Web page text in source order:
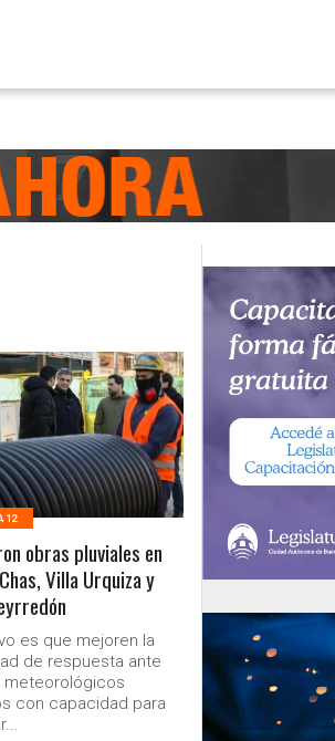
LEER MAS
12
obras pluviales en
Villa Urquiza y
es que mejoren la
de respuesta ante
meteorológicos
con capacidad para